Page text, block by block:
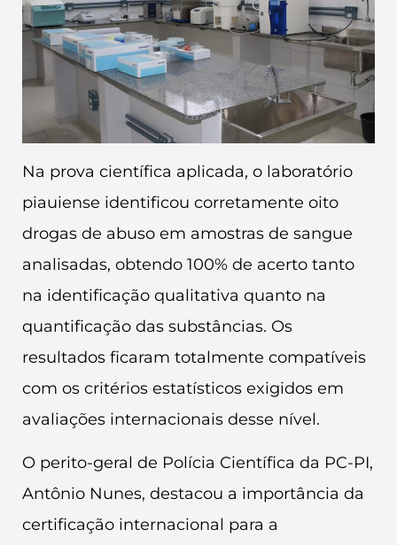
Na prova científica aplicada, o laboratório
piauiense identificou corretamente oito
drogas de abuso em amostras de sangue
analisadas, obtendo 100% de acerto tanto
na identificação qualitativa quanto na
quantificação das substâncias. Os
resultados ficaram totalmente compatíveis
com os critérios estatísticos exigidos em
avaliações internacionais desse nível.
O perito-geral de Polícia Científica da PC-PI,
Antônio Nunes, destacou a importância da
certificação internacional para a